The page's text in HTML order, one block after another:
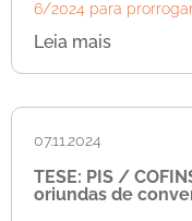
6/2024 para
Leia mais
07.11.2024
TESE: PIS /
oriundas de